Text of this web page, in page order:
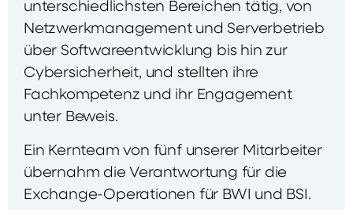
unterschiedlichsten Bereichen tätig, von
Netzwerkmanagement und Serverbetrieb
über Softwareentwicklung bis hin zur
Cybersicherheit, und stellten ihre
Fachkompetenz und ihr Engagement
unter Beweis.
Ein Kernteam von fünf unserer Mitarbeiter
übernahm die Verantwortung für die
Exchange-Operationen für BWI und BSI.